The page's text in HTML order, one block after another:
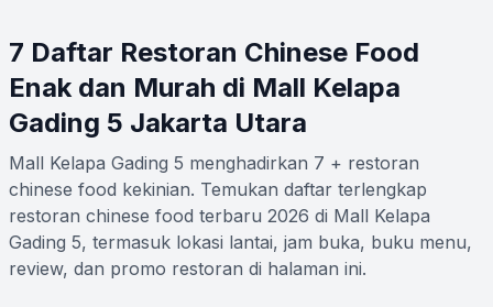
7 Daftar Restoran Chinese Food
Enak dan Murah di Mall Kelapa
Gading 5 Jakarta Utara
Mall Kelapa Gading 5 menghadirkan 7 + restoran
chinese food kekinian. Temukan daftar terlengkap
restoran chinese food terbaru 2026 di Mall Kelapa
Gading 5, termasuk lokasi lantai, jam buka, buku menu,
review, dan promo restoran di halaman ini.